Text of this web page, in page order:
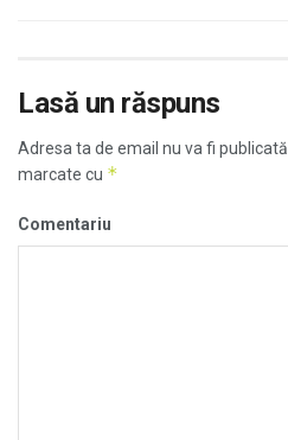
Lasă un răspuns
Adresa ta de email nu va fi publicată.
marcate cu *
Comentariu